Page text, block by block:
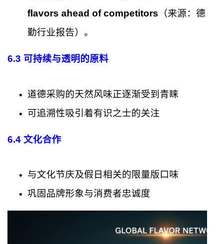
flavors ahead of competitors （来源：德
勤行业报告）。
6.3 可持续与透明的原料
道德采购的天然风味正逐渐受到青睐
可追溯性吸引着有识之士的关注
6.4 文化合作
与文化节庆及假日相关的限量版口味
巩固品牌形象与消费者忠诚度